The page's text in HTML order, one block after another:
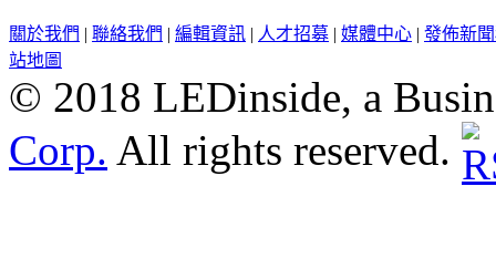
關於我們 | 聯絡我們 | 編輯資訊 | 人才招募 | 媒體中心 | 發佈新
站地圖
© 2018 LEDinside, a
Corp. All rights reserved.